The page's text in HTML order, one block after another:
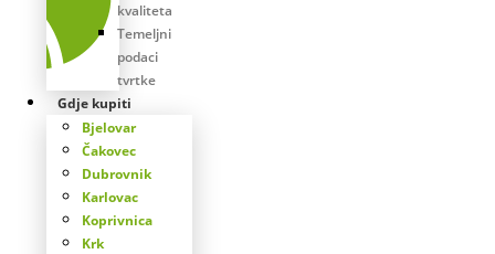
kvaliteta
Temeljni
podaci
tvrtke
Gdje kupiti
Bjelovar
Čakovec
Dubrovnik
Karlovac
Koprivnica
Krk